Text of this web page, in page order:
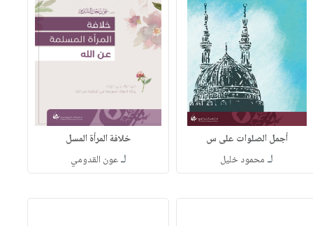
أجمل الصلوات على س
لـ محمود خليل
خلافة المرأة المسل
لـعون القدومي